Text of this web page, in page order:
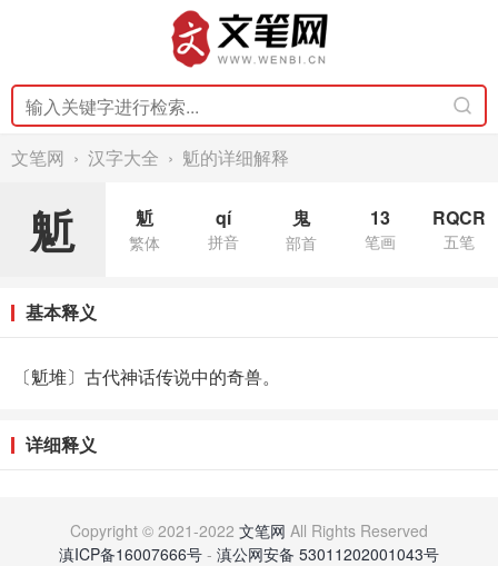
文笔网 › 汉字大全 › 鬿的详细解释
鬿 鬿
繁体
qí
拼音
鬼
部首
13
笔画
RQCR
五笔
基本释义
〔鬿堆〕古代神话传说中的奇兽。
详细释义
Copyright © 2021-2022 文笔网 All Rights Reserved
滇ICP备16007666号 - 滇公网安备 53011202001043号